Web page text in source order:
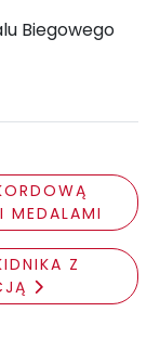
Biegowego
MEDALAMI
Z